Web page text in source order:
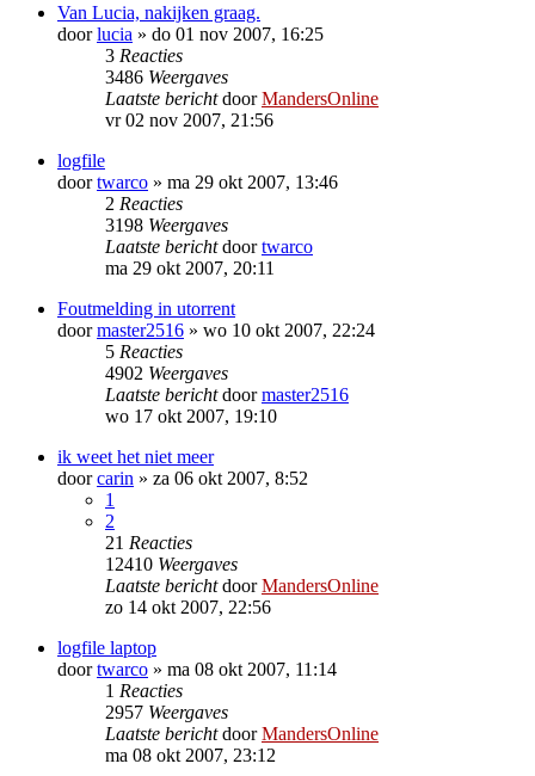
Van Lucia, nakijken graag.
doorlucia » do 01 nov 2007, 16:25
3 Reacties
3486 Weergaves
Laatste berichtdoorMandersOnline
vr 02 nov 2007, 21:56
logfile
doortwarco » ma 29 okt 2007, 13:46
2 Reacties
3198 Weergaves
Laatste berichtdoortwarco
ma 29 okt 2007, 20:11
Foutmelding in utorrent
doormaster2516 » wo 10 okt 2007, 22:24
5 Reacties
4902 Weergaves
Laatste berichtdoormaster2516
wo 17 okt 2007, 19:10
ik weet het niet meer
doorcarin » za 06 okt 2007, 8:52
1
2
21 Reacties
12410 Weergaves
Laatste berichtdoorMandersOnline
zo 14 okt 2007, 22:56
logfile laptop
doortwarco » ma 08 okt 2007, 11:14
1 Reacties
2957 Weergaves
Laatste berichtdoorMandersOnline
ma 08 okt 2007, 23:12